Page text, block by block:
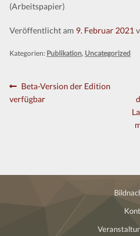
(Arbeitspapier)
Veröffentlicht am 9. Februar 2021
Kategorien: Publikation, Uncategorized
Beitragsnavigation
Vorheriger
Beitrag:
Beta-Version der Edition
verfügbar